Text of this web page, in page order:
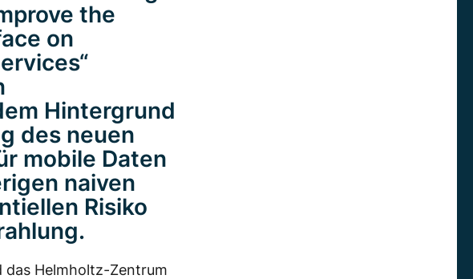
the
on
Hintergrund
des neuen
mobile Daten
naiven
Risiko
das Helmholtz-Zentrum